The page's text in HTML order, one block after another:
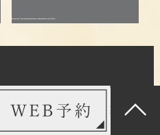
・基本的な全顎矯
・基本的な全顎矯
・基本的な全顎矯
・基本的な全顎矯
・基本的な全顎矯